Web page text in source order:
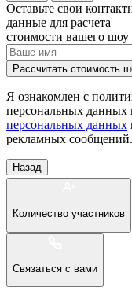
Оставьте свои
данные для расчета
стоимости вашего шоу
Рассчитать стоимость
Я ознакомлен с
персональных данных
персональных данных
рекламных сообщений.
Назад
Количество участников
Связаться с вами